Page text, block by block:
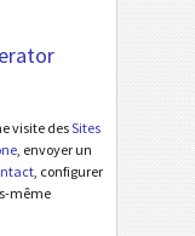
visite desSites
, envoyer un
, configurer
même